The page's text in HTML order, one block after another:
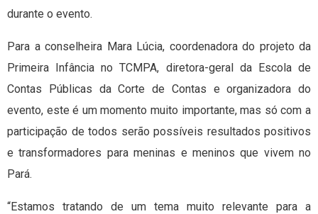
durante o evento.
Para a conselheira Mara Lúcia, coordenadora do projeto da
Primeira Infância no TCMPA, diretora-geral da Escola de
Contas Públicas da Corte de Contas e organizadora do
evento, este é um momento muito importante, mas só com a
participação de todos serão possíveis resultados positivos
e transformadores para meninas e meninos que vivem no
Pará.
“Estamos tratando de um tema muito relevante para a